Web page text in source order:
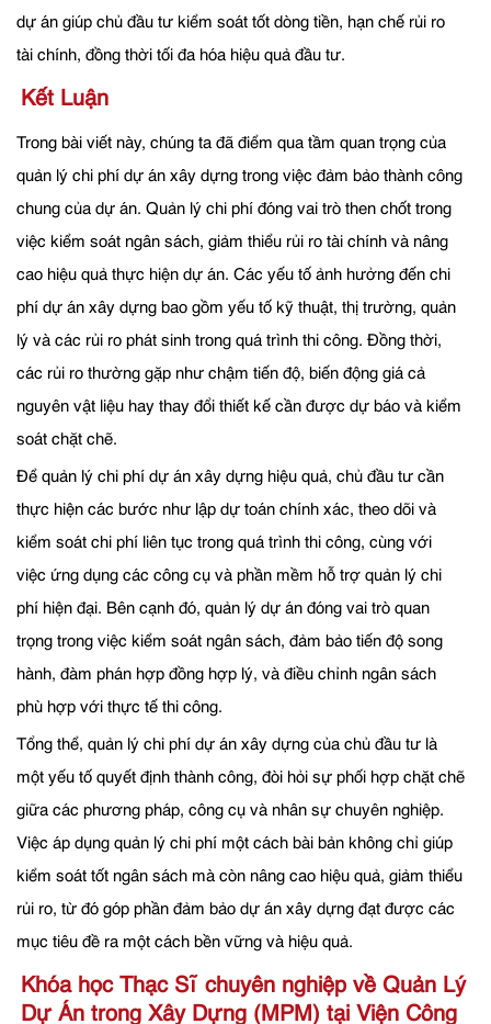
dự án giúp chủ đầu tư kiểm soát tốt dòng tiền, hạn chế rủi ro
tài chính, đồng thời tối đa hóa hiệu quả đầu tư.
Kết Luận
Trong bài viết này, chúng ta đã điểm qua tầm quan trọng của
quản lý chi phí dự án xây dựng trong việc đảm bảo thành công
chung của dự án. Quản lý chi phí đóng vai trò then chốt trong
việc kiểm soát ngân sách, giảm thiểu rủi ro tài chính và nâng
cao hiệu quả thực hiện dự án. Các yếu tố ảnh hưởng đến chi
phí dự án xây dựng bao gồm yếu tố kỹ thuật, thị trường, quản
lý và các rủi ro phát sinh trong quá trình thi công. Đồng thời,
các rủi ro thường gặp như chậm tiến độ, biến động giá cả
nguyên vật liệu hay thay đổi thiết kế cần được dự báo và kiểm
soát chặt chẽ.
Để quản lý chi phí dự án xây dựng hiệu quả, chủ đầu tư cần
thực hiện các bước như lập dự toán chính xác, theo dõi và
kiểm soát chi phí liên tục trong quá trình thi công, cùng với
việc ứng dụng các công cụ và phần mềm hỗ trợ quản lý chi
phí hiện đại. Bên cạnh đó, quản lý dự án đóng vai trò quan
trọng trong việc kiểm soát ngân sách, đảm bảo tiến độ song
hành, đàm phán hợp đồng hợp lý, và điều chỉnh ngân sách
phù hợp với thực tế thi công.
Tổng thể, quản lý chi phí dự án xây dựng của chủ đầu tư là
một yếu tố quyết định thành công, đòi hỏi sự phối hợp chặt chẽ
giữa các phương pháp, công cụ và nhân sự chuyên nghiệp.
Việc áp dụng quản lý chi phí một cách bài bản không chỉ giúp
kiểm soát tốt ngân sách mà còn nâng cao hiệu quả, giảm thiểu
rủi ro, từ đó góp phần đảm bảo dự án xây dựng đạt được các
mục tiêu đề ra một cách bền vững và hiệu quả.
Khóa học Thạc Sĩ chuyên nghiệp về Quản Lý
Dự Án trong Xây Dựng (MPM) tại Viện Công